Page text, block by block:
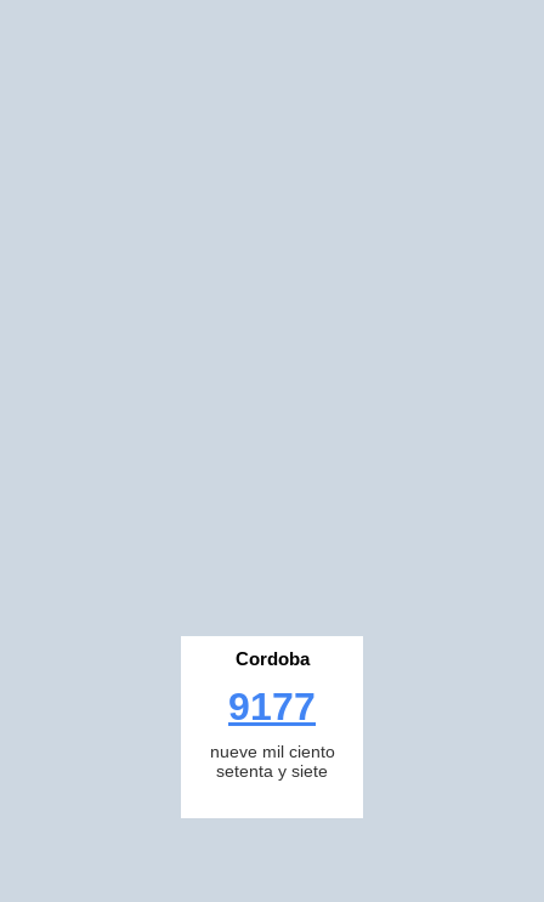
Cordoba
9177
nueve mil ciento
setenta y siete